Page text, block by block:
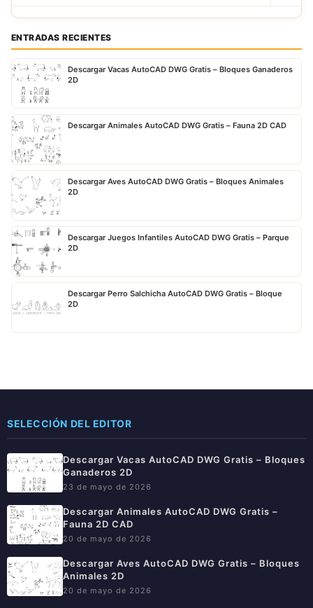
ENTRADAS RECIENTES
Descargar Vacas AutoCAD DWG Gratis – Bloques Ganaderos
2D
Descargar Animales AutoCAD DWG Gratis – Fauna 2D CAD
Descargar Aves AutoCAD DWG Gratis – Bloques Animales
2D
Descargar Juegos Infantiles AutoCAD DWG Gratis – Parque
2D
Descargar Perro Salchicha AutoCAD DWG Gratis – Bloque
2D
SELECCIÓN DEL EDITOR
Descargar Vacas AutoCAD DWG Gratis – Bloques
Ganaderos 2D
23 de mayo de 2026
Descargar Animales AutoCAD DWG Gratis –
Fauna 2D CAD
20 de mayo de 2026
Descargar Aves AutoCAD DWG Gratis – Bloques
Animales 2D
20 de mayo de 2026